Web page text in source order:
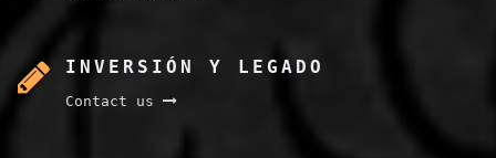
INVERSIÓN Y LEGADO
Contact us